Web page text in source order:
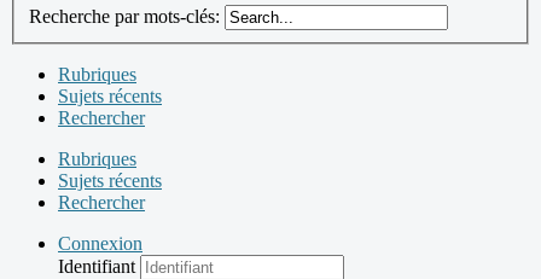
Recherche par mots-clés:
Rubriques
Sujets récents
Rechercher
Rubriques
Sujets récents
Rechercher
Connexion
Identifiant